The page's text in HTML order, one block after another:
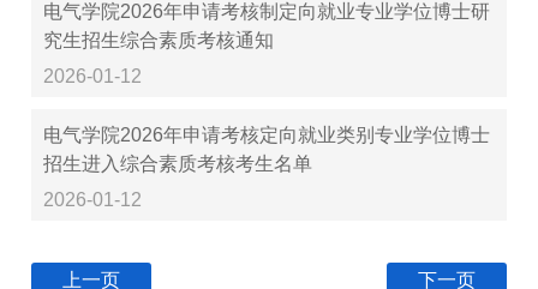
电气学院2026年申请考核制定向就业专业学位博士研
究生招生综合素质考核通知
2026-01-12
电气学院2026年申请考核定向就业类别专业学位博士
招生进入综合素质考核考生名单
2026-01-12
上一页 下一页